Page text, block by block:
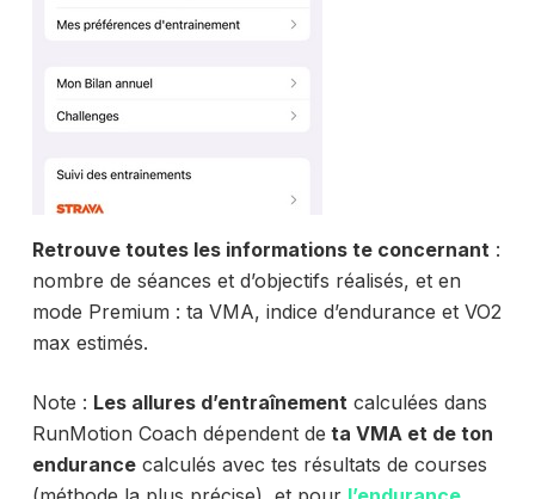
Retrouve toutes les informations te concernant:
nombre de séances et d’objectifs réalisés, et en
mode Premium : ta VMA, indice d’endurance et VO2
max estimés.
Note : Les allures d’entraînementcalculées dans
RunMotion Coach dépendent de ta VMA et de ton
endurancecalculés avec tes résultats de courses